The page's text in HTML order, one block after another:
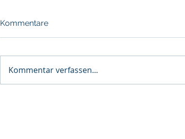
Kommentare
Kommentar verfassen...